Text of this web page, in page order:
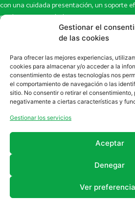
Gestionar el
de las cookies
Para ofrecer las mejores experiencias,
cookies para almacenar y/o acceder a la
consentimiento de estas tecnologías nos
el comportamiento de navegación o las
sitio. No consentir o retirar el consentimiento,
negativamente a ciertas características y
Gestionar los servicios
Aceptar
Denegar
Ver
con una cuidada presentación, un soporte
productos y novedades.
Inicio
Newsletter
Eco Multimedia
Contacto
SUSCRÍBETE A NUESTRO NEWSLETTER
la sección deNewsletter
Revista